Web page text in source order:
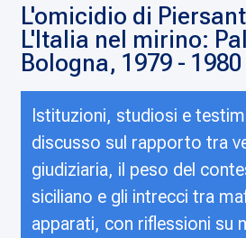
​L'omicidio di
L'Italia nel mirino:
Bologna, 1979 - 1980
Istituzioni, studiosi e
discusso sul rapporto tra
giudiziaria, il peso del
siciliano e gli intrecci tra
apparati, con riflessioni su